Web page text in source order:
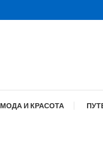
МОДА И КРАСОТА